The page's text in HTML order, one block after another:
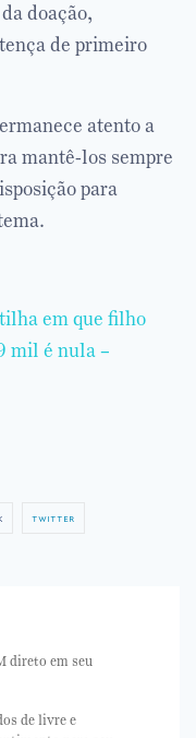
doação,
de primeiro
atento a
mantê-los sempre
para
em que filho
mil é nula –
twitter
direto em seu
de livre e